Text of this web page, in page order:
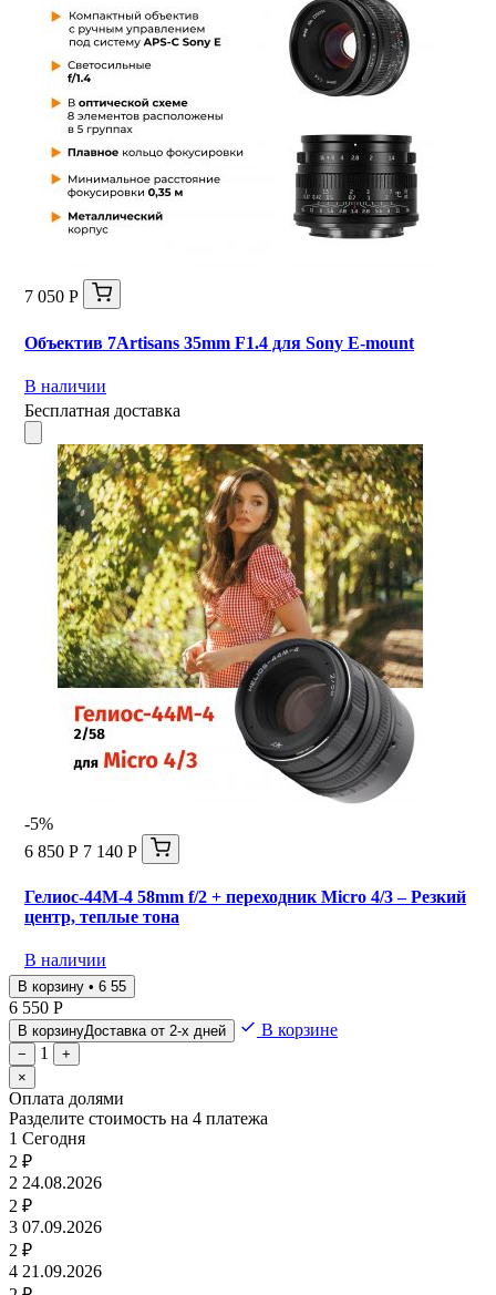
7 050 Р
Объектив 7Artisans 35mm F1.4 для Sony E-mount
В наличии
Бесплатная доставка
-5%
6 850 Р 7 140 Р
Гелиос-44М-4 58mm f/2 + переходник Micro 4/3 – Резкий
центр, теплые тона
В наличии
В корзину • 6 55
6 550 Р
В корзинуДоставка от 2-х дней В корзине
− 1
+
×
Оплата долями
Разделите стоимость на 4 платежа
1 Сегодня
2 ₽
2 24.08.2026
2 ₽
3 07.09.2026
2 ₽
4 21.09.2026